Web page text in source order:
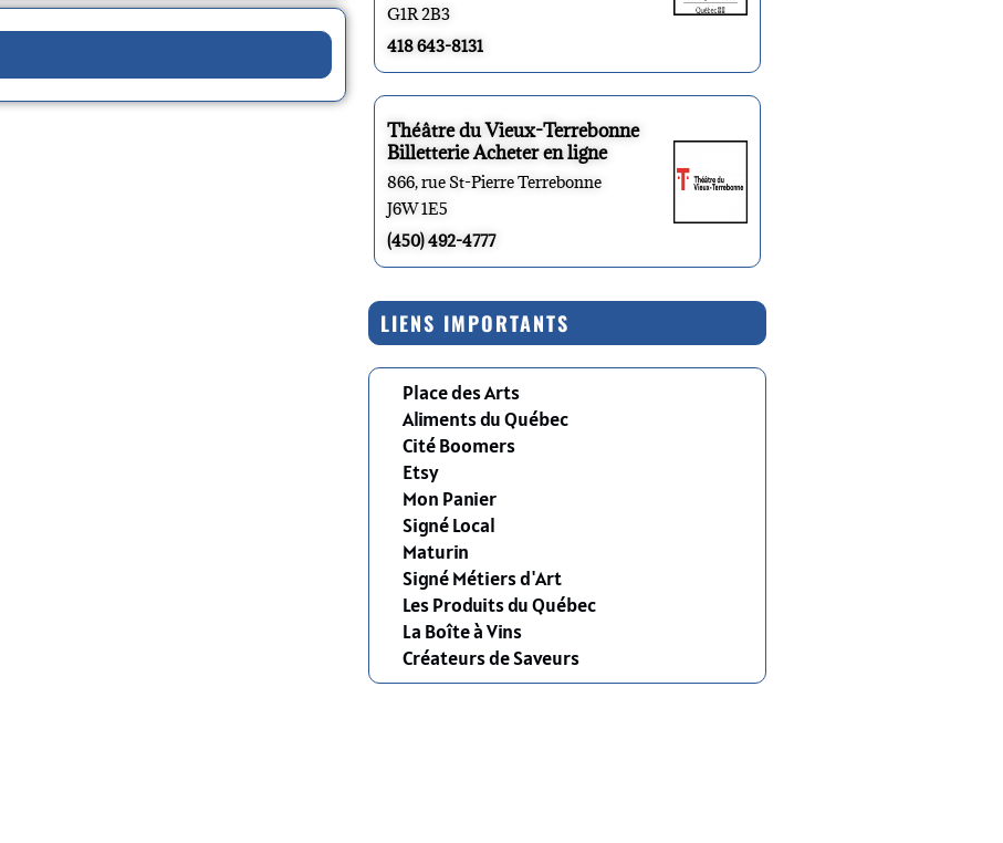
G1R 2B3
418 643-8131
Théâtre du Vieux-Terrebonne
Billetterie Acheter en ligne
866, rue St-Pierre Terrebonne
J6W 1E5
(450) 492-4777
LIENS IMPORTANTS
Place des Arts
Aliments du Québec
Cité Boomers
Etsy
Mon Panier
Signé Local
Maturin
Signé Métiers d'Art
Les Produits du Québec
La Boîte à Vins
Créateurs de Saveurs